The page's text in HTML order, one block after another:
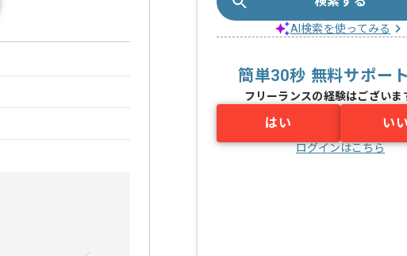
AI検索を使ってみる
簡単30秒 無料サポー
フリーランスの経験はございま
はい い
ログインはこちら